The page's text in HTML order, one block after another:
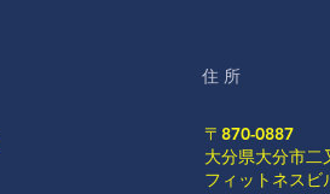
住 所
〒870-0887
大分県大分市
フィットネスビ